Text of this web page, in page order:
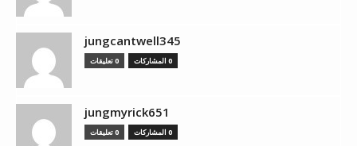
jungcantwell345
0 المشاركات 0 تعليقات
jungmyrick651
0 المشاركات 0 تعليقات